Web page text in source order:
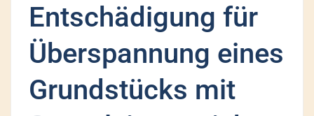
Entschädigung für
Überspannung eines
Grundstücks mit